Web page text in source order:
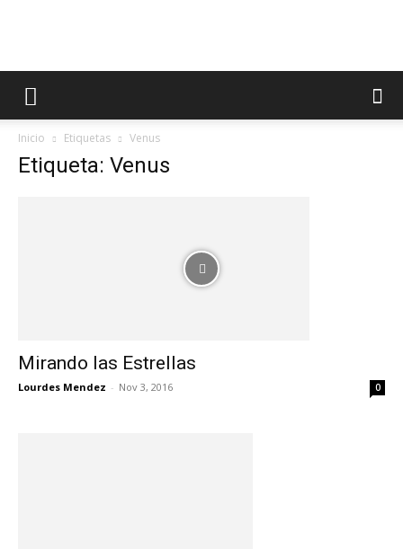
Inicio Etiquetas Venus
Etiqueta: Venus
Mirando las Estrellas
Lourdes Mendez - Nov 3, 2016 0